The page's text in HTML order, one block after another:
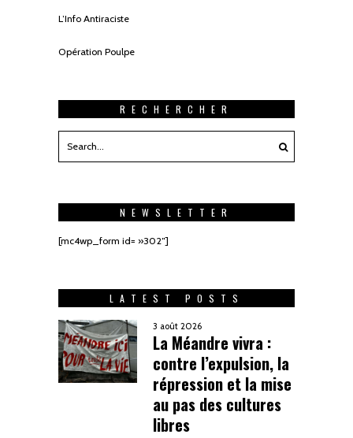
L’Info Antiraciste
Opération Poulpe
RECHERCHER
NEWSLETTER
[mc4wp_form id= »302″]
LATEST POSTS
3 août 2026
La Méandre vivra :
contre l’expulsion, la
répression et la mise
au pas des cultures
libres